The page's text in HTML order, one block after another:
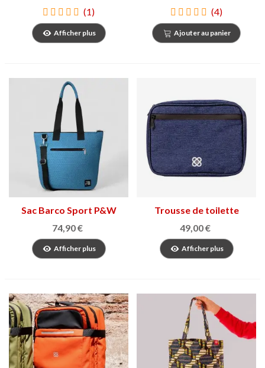
(1)
Afficher plus
(4)
Ajouter au panier
Sac Barco Sport P&W
74,90 €
Afficher plus
Trousse de toilette
Citybag Barcelone
49,00 €
Afficher plus